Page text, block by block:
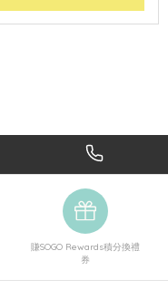
賺SOGO Rewards積分換禮
券